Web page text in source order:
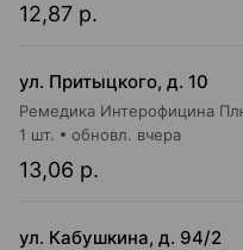
12,87 р.
ул. Притыцкого, д. 10
13,06 р.
1 шт. обновл. вчера
ул. Кабушкина, д. 94/2